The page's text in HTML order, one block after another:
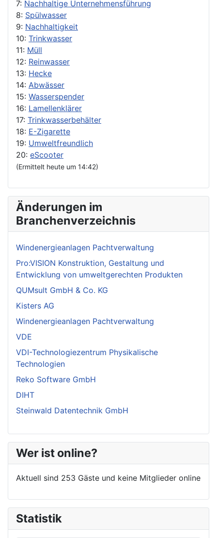
7: Nachhaltige Unternehmensführung
8: Spülwasser
9: Nachhaltigkeit
10: Trinkwasser
11: Müll
12: Reinwasser
13: Hecke
14: Abwässer
15: Wasserspender
16: Lamellenklärer
17: Trinkwasserbehälter
18: E-Zigarette
19: Umweltfreundlich
20: eScooter
(Ermittelt heute um 14:42)
Änderungen im
Branchenverzeichnis
Windenergieanlagen Pachtverwaltung
Pro:VISION Konstruktion, Gestaltung und
Entwicklung von umweltgerechten Produkten
QUMsult GmbH & Co. KG
Kisters AG
Windenergieanlagen Pachtverwaltung
VDE
VDI-Technologiezentrum Physikalische
Technologien
Reko Software GmbH
DIHT
Steinwald Datentechnik GmbH
Wer ist online?
Aktuell sind 253 Gäste und keine Mitglieder online
Statistik